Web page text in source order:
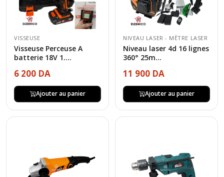
VISSEUSE
Visseuse Perceuse A
batterie 18V 1....
6 200 DA
Ajouter au panier
NIVEAU LASER - MÈTRE LASER
Niveau laser 4d 16 lignes
360° 25m...
11 900 DA
Ajouter au panier